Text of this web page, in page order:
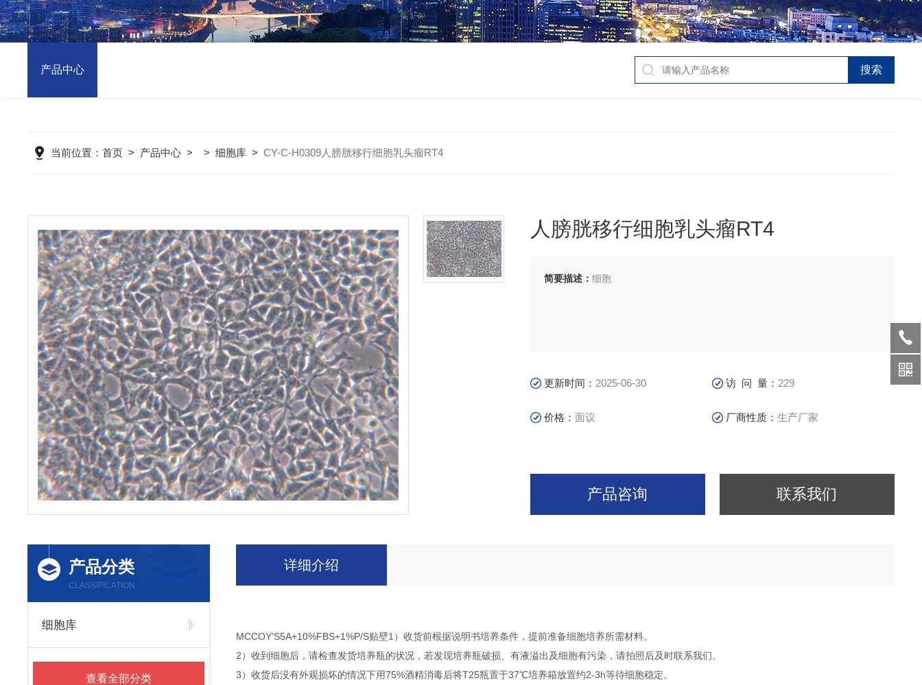
产品中心
当前位置：首页 > 产品中心 > >细胞库 >CY-C-H0309人膀胱移行细胞乳头瘤RT4
人膀胱移行细胞乳头瘤RT4
简要描述：细胞
更新时间： 2025-06-30 访 问 量： 229
价格：面议 厂商性质：生产厂家
产品咨询 联系我们
产品分类
CLASSIFICATION
细胞库
查看全部分类
详细介绍
MCCOY'S5A+10%FBS+1%P/S贴壁1）收货前根据说明书培养条件，提前准备细胞培养所需材料。
2）收到细胞后，请检查发货培养瓶的状况，若发现培养瓶破损、有液溢出及细胞有污染，请拍照后及时联系我们。
3）收货后没有外观损坏的情况下用75%酒精消毒后将T25瓶置于37℃培养箱放置约2-3h等待细胞稳定。